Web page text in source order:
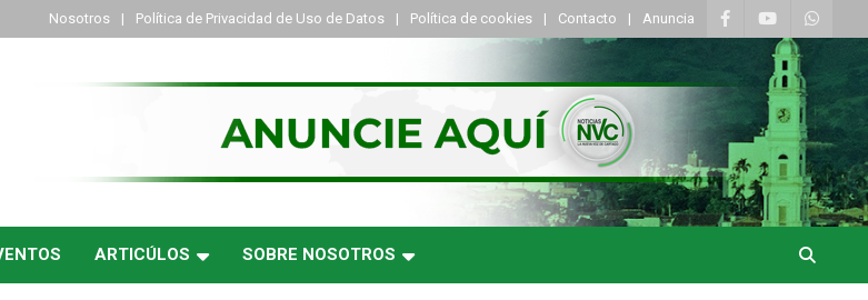
Nosotros Política de Privacidad de Uso de Datos Política de cookies Contacto Anuncia
ARTICÚLOS SOBRE NOSOTROS